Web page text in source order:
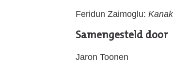
Feridun Zaimoglu:
Samengesteld door
Jaron Toonen